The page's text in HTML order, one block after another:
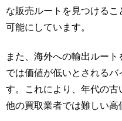
な販売ルートを見つける
可能にしています。
また、海外への輸出ルー
では価値が低いとされるバ
す。これにより、年代の古
他の買取業者では難しい高